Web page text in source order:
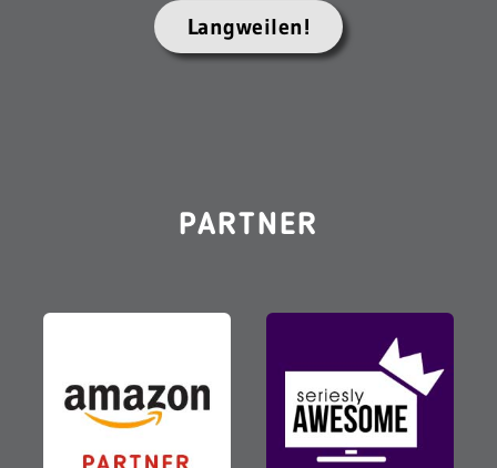
Langweilen!
PARTNER